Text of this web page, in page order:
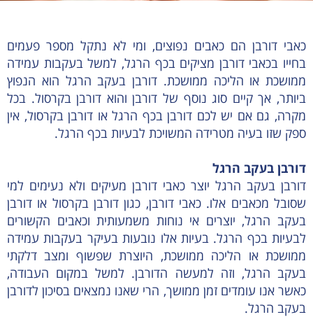
כאבי דורבן הם כאבים נפוצים, ומי לא נתקל מספר פעמים
בחייו בכאבי דורבן מציקים בכף הרגל, למשל בעקבות עמידה
ממושכת או הליכה ממושכת. דורבן בעקב הרגל הוא הנפוץ
ביותר, אך קיים סוג נוסף של דורבן והוא דורבן בקרסול. בכל
מקרה, גם אם יש לכם דורבן בכף הרגל או דורבן בקרסול, אין
ספק שזו בעיה מטרידה המשויכת לבעיות בכף הרגל.
דורבן בעקב הרגל
דורבן בעקב הרגל יוצר כאבי דורבן מעיקים ולא נעימים למי
שסובל מכאבים אלו. כאבי דורבן, כגון דורבן בקרסול או דורבן
בעקב הרגל, יוצרים אי נוחות משמעותית וכאבים הקשורים
לבעיות בכף הרגל. בעיות אלו נובעות בעיקר בעקבות עמידה
ממושכת או הליכה ממושכת, היוצרת שפשוף ומצב דלקתי
בעקב הרגל, וזה למעשה הדורבן. למשל במקום העבודה,
כאשר אנו עומדים זמן ממושך, הרי שאנו נמצאים בסיכון לדורבן
בעקב הרגל.